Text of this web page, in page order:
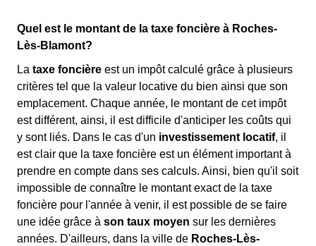
Quel est le montant de la taxe foncière à Roches-
Lès-Blamont?
La taxe foncière est un impôt calculé grâce à plusieurs
critères tel que la valeur locative du bien ainsi que son
emplacement. Chaque année, le montant de cet impôt
est différent, ainsi, il est difficile d'anticiper les coûts qui
y sont liés. Dans le cas d'un investissement locatif, il
est clair que la taxe foncière est un élément important à
prendre en compte dans ses calculs. Ainsi, bien qu'il soit
impossible de connaître le montant exact de la taxe
foncière pour l'année à venir, il est possible de se faire
une idée grâce à son taux moyen sur les dernières
années. D'ailleurs, dans la ville de Roches-Lès-